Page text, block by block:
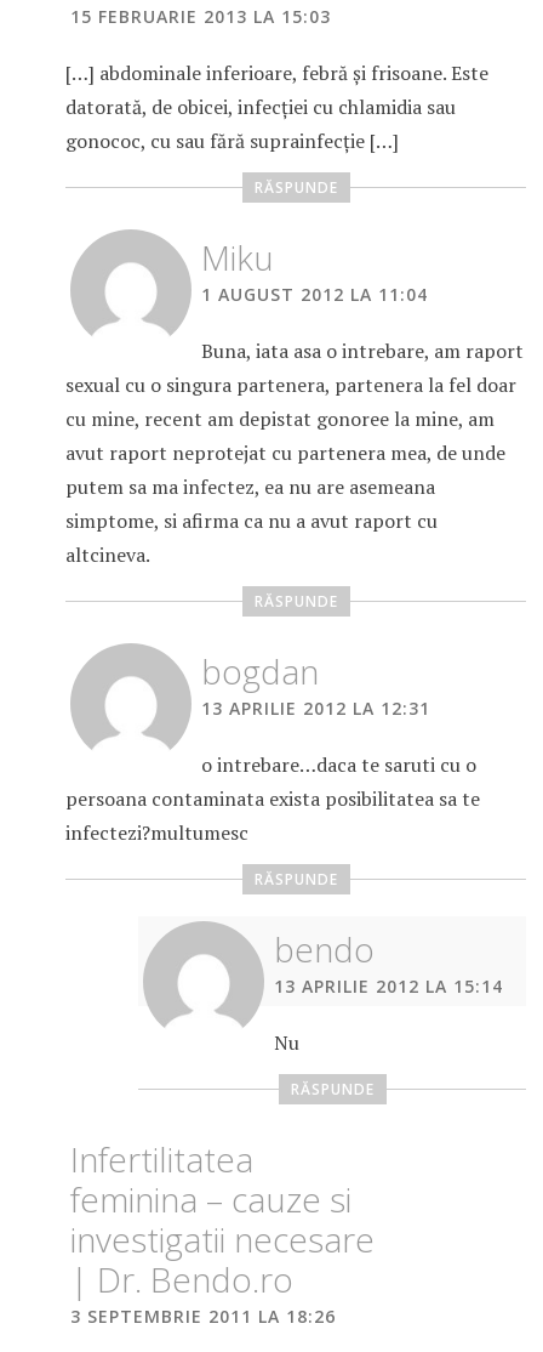
15 FEBRUARIE 2013 LA 15:03
[…] abdominale inferioare, febră şi frisoane. Este
datorată, de obicei, infecţiei cu chlamidia sau
gonococ, cu sau fără suprainfecţie […]
RĂSPUNDE
Miku
1 AUGUST 2012 LA 11:04
Buna, iata asa o intrebare, am raport
sexual cu o singura partenera, partenera la fel doar
cu mine, recent am depistat gonoree la mine, am
avut raport neprotejat cu partenera mea, de unde
putem sa ma infectez, ea nu are asemeana
simptome, si afirma ca nu a avut raport cu
altcineva.
RĂSPUNDE
bogdan
13 APRILIE 2012 LA 12:31
o intrebare…daca te saruti cu o
persoana contaminata exista posibilitatea sa te
infectezi?multumesc
RĂSPUNDE
bendo
13 APRILIE 2012 LA 15:14
Nu
RĂSPUNDE
Infertilitatea
feminina – cauze si
investigatii necesare
| Dr. Bendo.ro
3 SEPTEMBRIE 2011 LA 18:26